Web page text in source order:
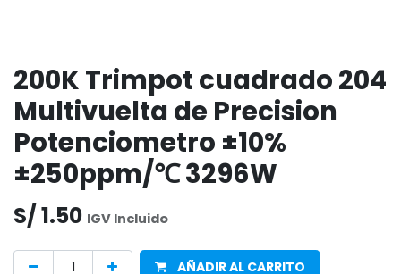
200K Trimpot cuadrado 204
Multivuelta de Precision
Potenciometro ±10%
±250ppm/℃ 3296W
S/1.50 IGV Incluido
AÑADIR AL CARRITO